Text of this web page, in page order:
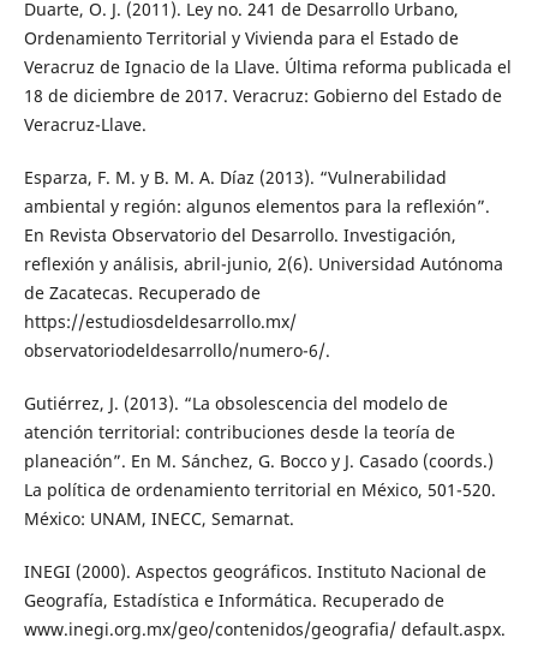
Duarte, O. J. (2011). Ley no. 241 de Desarrollo Urbano,
Ordenamiento Territorial y Vivienda para el Estado de
Veracruz de Ignacio de la Llave. Última reforma publicada el
18 de diciembre de 2017. Veracruz: Gobierno del Estado de
Veracruz-Llave.
Esparza, F. M. y B. M. A. Díaz (2013). “Vulnerabilidad
ambiental y región: algunos elementos para la reflexión”.
En Revista Observatorio del Desarrollo. Investigación,
reflexión y análisis, abril-junio, 2(6). Universidad Autónoma
de Zacatecas. Recuperado de
https://estudiosdeldesarrollo.mx/
observatoriodeldesarrollo/numero-6/.
Gutiérrez, J. (2013). “La obsolescencia del modelo de
atención territorial: contribuciones desde la teoría de
planeación”. En M. Sánchez, G. Bocco y J. Casado (coords.)
La política de ordenamiento territorial en México, 501-520.
México: UNAM, INECC, Semarnat.
INEGI (2000). Aspectos geográficos. Instituto Nacional de
Geografía, Estadística e Informática. Recuperado de
www.inegi.org.mx/geo/contenidos/geografia/ default.aspx.